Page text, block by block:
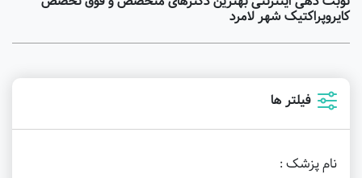
کایروپراکتیک شهر لامرد
فیلتر ها
نام پزشک :